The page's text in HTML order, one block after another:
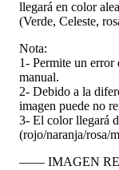
llegará en color
(Verde, Celeste,
Nota:
1- Permite un
manual.
2- Debido a la
imagen puede no
3- El color llegará
(rojo/naranja/rosa/
—— IMAGEN